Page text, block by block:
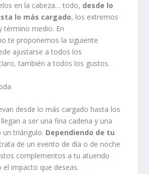
en la cabeza… todo, desde lo
lo más cargado, los extremos
término medio. En
te proponemos la siguiente
ajustarse a todos los
también a todos los gustos.
desde lo más cargado hasta los
a ser una fina cadena y una
un triángulo. Dependiendo de tu
de un evento de día o de noche
complementos a tu atuendo
el impacto que deseas.